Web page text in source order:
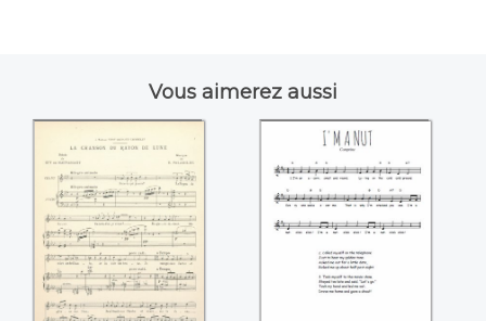
Vous aimerez aussi
La chanson du
rayon de lune
(Edouard
Paladilhe)
I'm a nut